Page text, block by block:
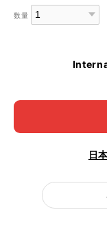
数量
日